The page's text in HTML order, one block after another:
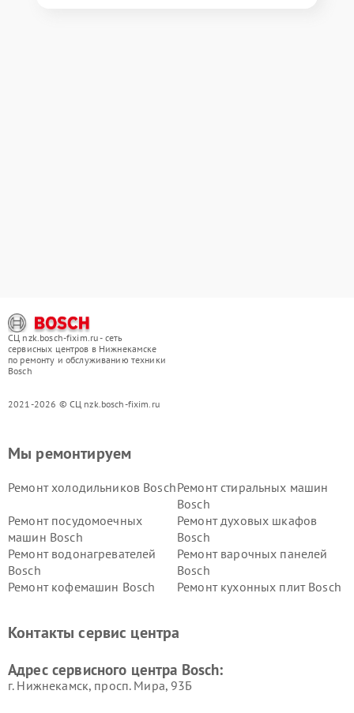
СЦ nzk.bosch-fixim.ru - сеть
сервисных центров в Нижнекамске
по ремонту и обслуживанию техники
Bosch
2021-2026 © СЦ nzk.bosch-fixim.ru
Мы ремонтируем
Ремонт холодильников BoschРемонт стиральных машин
Bosch
Ремонт посудомоечных
машин Bosch
Ремонт духовых шкафов
Bosch
Ремонт водонагревателей
Bosch
Ремонт варочных панелей
Bosch
Ремонт кофемашин Bosch
Ремонт кухонных плит Bosch
Ремонт сушильных автоматовРемонт морозильных камер
Контакты сервис центра
Адрес сервисного центра Bosch:
г. Нижнекамск, просп. Мира, 93Б